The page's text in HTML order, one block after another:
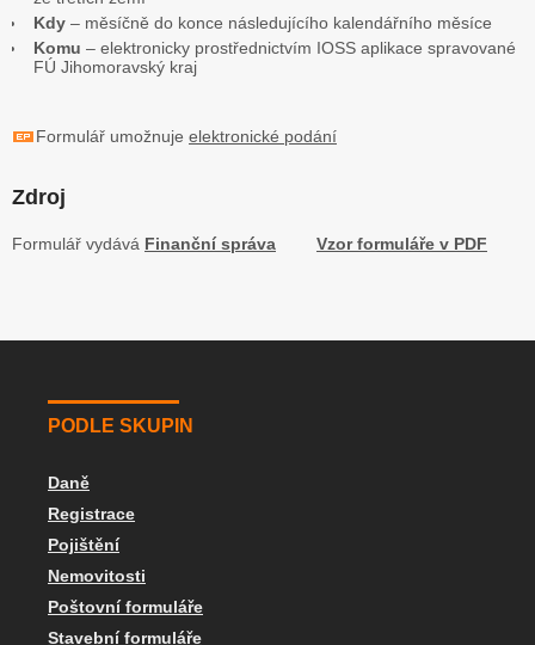
Kdy – měsíčně do konce následujícího kalendářního měsíce
Komu – elektronicky prostřednictvím IOSS aplikace spravované
FÚ Jihomoravský kraj
Formulář umožnuje elektronické podání
Zdroj
Formulář vydává Finanční správa Vzor formuláře v PDF
PODLE SKUPIN
Daně
Registrace
Pojištění
Nemovitosti
Poštovní formuláře
Stavební formuláře